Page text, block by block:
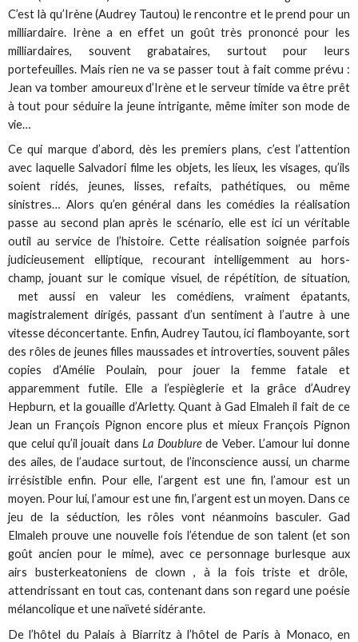
C’est là qu’Irène (Audrey Tautou) le rencontre et le prend pour un
milliardaire. Irène a en effet un goût très prononcé pour les
milliardaires, souvent grabataires, surtout pour leurs
portefeuilles. Mais rien ne va se passer tout à fait comme prévu :
Jean va tomber amoureux d’Irène et le serveur timide va être prêt
à tout pour séduire la jeune intrigante, même imiter son mode de
vie…
Ce qui marque d’abord, dès les premiers plans, c’est l’attention
avec laquelle Salvadori filme les objets, les lieux, les visages, qu’ils
soient ridés, jeunes, lisses, refaits, pathétiques, ou même
sinistres… Alors qu’en général dans les comédies la réalisation
passe au second plan après le scénario, elle est ici un véritable
outil au service de l’histoire. Cette réalisation soignée parfois
judicieusement elliptique, recourant intelligemment au hors-
champ, jouant sur le comique visuel, de répétition, de situation,
met aussi en valeur les comédiens, vraiment épatants,
magistralement dirigés, passant d’un sentiment à l’autre à une
vitesse déconcertante. Enfin, Audrey Tautou, ici flamboyante, sort
des rôles de jeunes filles maussades et introverties, souvent pâles
copies d’Amélie Poulain, pour jouer la femme fatale et
apparemment futile. Elle a l’espièglerie et la grâce d’Audrey
Hepburn, et la gouaille d’Arletty. Quant à Gad Elmaleh il fait de ce
Jean un François Pignon encore plus et mieux François Pignon
que celui qu’il jouait dansLa Doublurede Veber. L’amour lui donne
des ailes, de l’audace surtout, de l’inconscience aussi, un charme
irrésistible enfin. Pour elle, l’argent est une fin, l’amour est un
moyen. Pour lui, l’amour est une fin, l’argent est un moyen. Dans ce
jeu de la séduction, les rôles vont néanmoins basculer. Gad
Elmaleh prouve une nouvelle fois l’étendue de son talent (et son
goût ancien pour le mime), avec ce personnage burlesque aux
airs busterkeatoniens de clown , à la fois triste et drôle,
attendrissant en tout cas, contenant dans son regard une poésie
mélancolique et une naïveté sidérante.
De l’hôtel du Palais à Biarritz à l’hôtel de Paris à Monaco, en